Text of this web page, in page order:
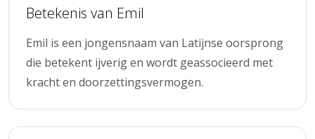
Betekenis van Emil
Emil is een jongensnaam van Latijnse oorsprong
die betekent ijverig en wordt geassocieerd met
kracht en doorzettingsvermogen.